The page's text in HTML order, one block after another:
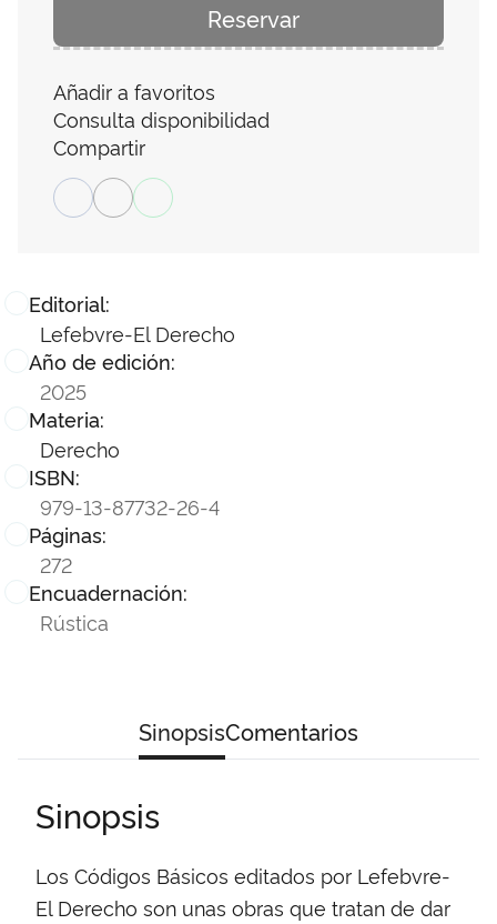
Editorial:
Lefebvre-El Derecho
Año de edición:
2025
Materia:
Derecho
ISBN:
979-13-87732-26-4
Páginas:
272
Encuadernación:
Rústica
Reservar
Añadir a favoritos
Consulta disponibilidad
Compartir
SinopsisComentarios
Sinopsis
Los Códigos Básicos editados por Lefebvre-
El Derecho son unas obras que tratan de dar